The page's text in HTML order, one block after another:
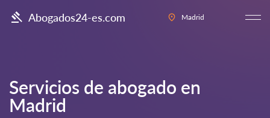
Abogados24-es.com Madrid
Servicios de abogado en
Madrid